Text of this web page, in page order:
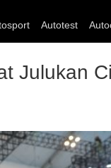
Autotest
Julukan